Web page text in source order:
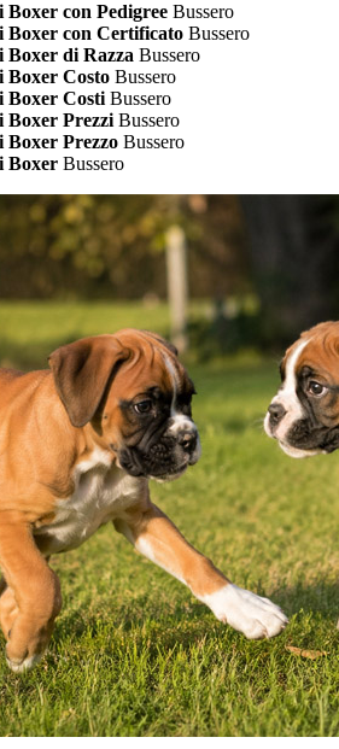
con Pedigree Bussero
Boxer con Certificato Bussero
Boxer di Razza Bussero
Boxer Costo Bussero
Boxer Costi Bussero
Boxer Prezzi Bussero
Boxer Prezzo Bussero
Boxer Bussero